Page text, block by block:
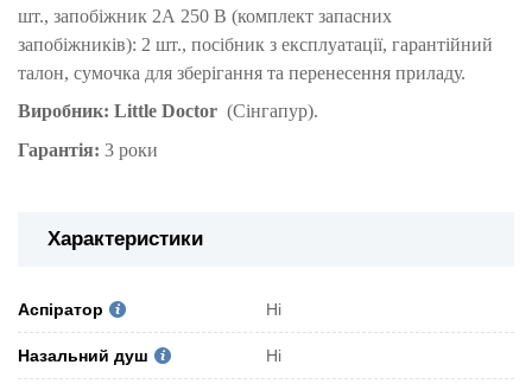
шт., запобіжник 2А 250 В (комплект запасних
запобіжників): 2 шт., посібник з експлуатації, гарантійний
талон, сумочка для зберігання та перенесення приладу.
Виробник: Little Doctor (Сінгапур).
Гарантія: 3 роки
Характеристики
Аспіратор Ні
Назальний душ Ні